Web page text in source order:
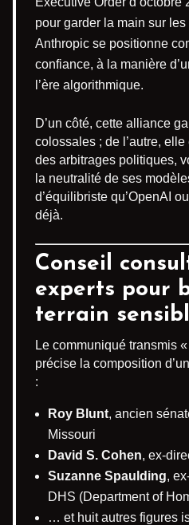
pour garder la main sur
Anthropic se positionne
confiance, à la manière
l’ère algorithmique.
D’un côté, cette alliance
colossales ; de l’autre, elle
des arbitrages politiques,
la neutralité de ses
d’équilibriste qu’OpenAI ou
déjà.
Conseil
experts pour
terrain
Le communiqué transmis
précise la composition
:
Roy Blunt, ancien
Missouri
David S. Cohen, ex-
Suzanne Spaulding,
DHS (Department of
… et huit autres figures